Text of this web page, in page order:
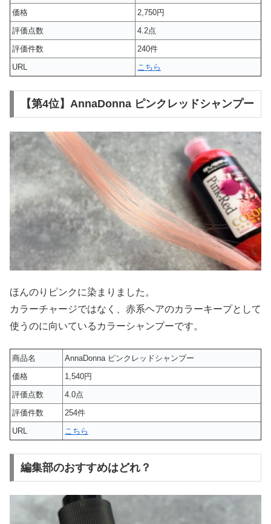
価格
2,750円
評価点数
4.2点
評価件数
240件
URL
こちら
【第4位】AnnaDonna ピンクレッドシャンプー
ほんのりピンクに染まりました。
カラーチャージではなく、赤系ヘアのカラーキープとして
使うのに向いているカラーシャンプーです。
商品名
AnnaDonna ピンクレッドシャンプー
価格
1,540円
評価点数
4.0点
評価件数
254件
URL
こちら
編集部のおすすめはどれ？